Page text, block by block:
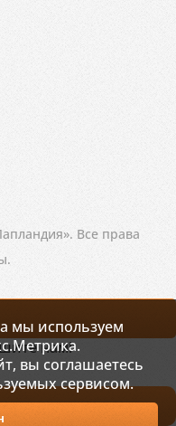
Все права
мы используем
вы соглашаетесь
сервисом.
нам!